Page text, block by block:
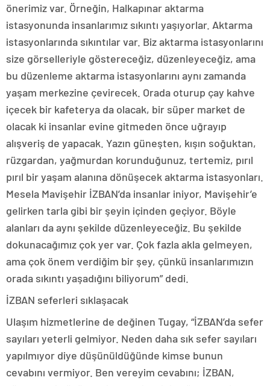
önerimiz var. Örneğin, Halkapınar aktarma
istasyonunda insanlarımız sıkıntı yaşıyorlar. Aktarma
istasyonlarında sıkıntılar var. Biz aktarma istasyonlarını
size görselleriyle göstereceğiz, düzenleyeceğiz, ama
bu düzenleme aktarma istasyonlarını aynı zamanda
yaşam merkezine çevirecek. Orada oturup çay kahve
içecek bir kafeterya da olacak, bir süper market de
olacak ki insanlar evine gitmeden önce uğrayıp
alışveriş de yapacak. Yazın güneşten, kışın soğuktan,
rüzgardan, yağmurdan korunduğunuz, tertemiz, pırıl
pırıl bir yaşam alanına dönüşecek aktarma istasyonları.
Mesela Mavişehir İZBAN’da insanlar iniyor, Mavişehir’e
gelirken tarla gibi bir şeyin içinden geçiyor. Böyle
alanları da aynı şekilde düzenleyeceğiz. Bu şekilde
dokunacağımız çok yer var. Çok fazla akla gelmeyen,
ama çok önem verdiğim bir şey, çünkü insanlarımızın
orada sıkıntı yaşadığını biliyorum” dedi.
İZBAN seferleri sıklaşacak
Ulaşım hizmetlerine de değinen Tugay, “İZBAN’da sefer
sayıları yeterli gelmiyor. Neden daha sık sefer sayıları
yapılmıyor diye düşünüldüğünde kimse bunun
cevabını vermiyor. Ben vereyim cevabını; İZBAN,